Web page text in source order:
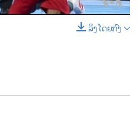
SHARE
ລິງໂດຍກົງ